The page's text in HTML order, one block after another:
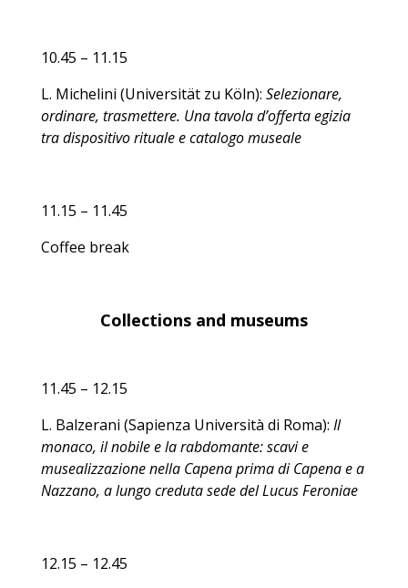
10.45 – 11.15
L. Michelini (Universität zu Köln): Selezionare,
ordinare, trasmettere. Una tavola d’offerta egizia
tra dispositivo rituale e catalogo museale
11.15 – 11.45
Coffee break
Collections and museums
11.45 – 12.15
L. Balzerani (Sapienza Università di Roma): Il
monaco, il nobile e la rabdomante: scavi e
musealizzazione nella Capena prima di Capena e a
Nazzano, a lungo creduta sede del Lucus Feroniae
12.15 – 12.45